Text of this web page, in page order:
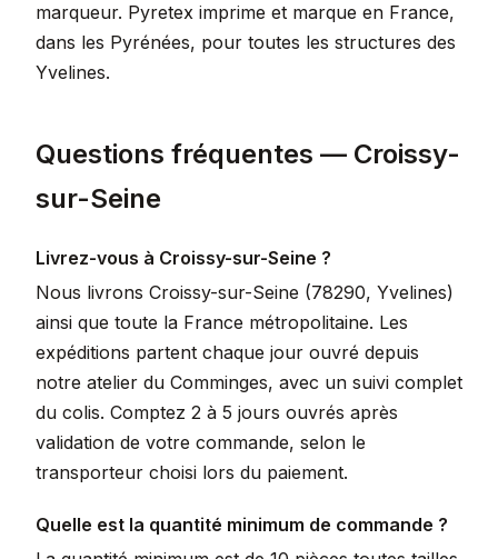
marqueur. Pyretex imprime et marque en France,
dans les Pyrénées, pour toutes les structures des
Yvelines.
Questions fréquentes — Croissy-
sur-Seine
Livrez-vous à Croissy-sur-Seine ?
Nous livrons Croissy-sur-Seine (78290, Yvelines)
ainsi que toute la France métropolitaine. Les
expéditions partent chaque jour ouvré depuis
notre atelier du Comminges, avec un suivi complet
du colis. Comptez 2 à 5 jours ouvrés après
validation de votre commande, selon le
transporteur choisi lors du paiement.
Quelle est la quantité minimum de commande ?